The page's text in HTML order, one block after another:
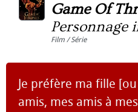
Game Of
Personnage
Film / Série
Je préfère ma fille
amis, mes amis à